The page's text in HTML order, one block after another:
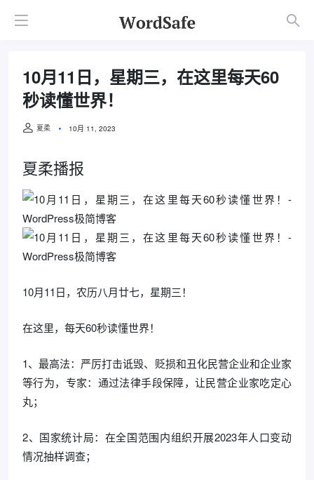
10月11日，星期三，在这里每天60
秒读懂世界！
夏柔 10月 11, 2023
夏柔播报
10月11日，农历八月廿七，星期三！
在这里，每天60秒读懂世界！
1、最高法：严厉打击诋毁、贬损和丑化民营企业和企业家
等行为，专家：通过法律手段保障，让民营企业家吃定心
丸；
2、国家统计局：在全国范围内组织开展2023年人口变动
情况抽样调查；